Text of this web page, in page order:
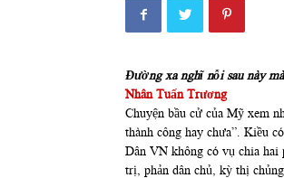
Đường xa nghĩ nỗi sau này
Nhân Tuấn Trương
Chuyện bầu cử của Mỹ xem
thành công hay chưa”. Kiều
Dân VN không có vụ chia hai
trị, phản dân chủ, kỳ thị